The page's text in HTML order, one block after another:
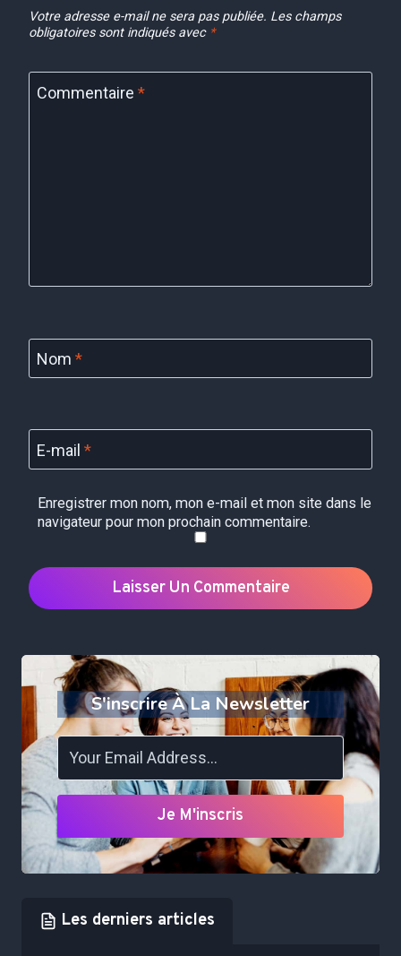
Votre adresse e-mail ne sera pas publiée. Les champs
obligatoires sont indiqués avec *
Commentaire *
Nom *
E-mail *
Enregistrer mon nom, mon e-mail et mon site dans le
navigateur pour mon prochain commentaire.
S'inscrire À La Newsletter
Je M'inscris
Les derniers articles